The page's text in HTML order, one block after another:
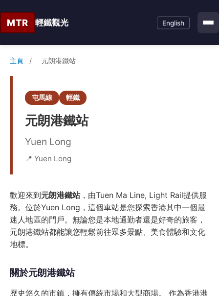
MTR 輕鐵觀光 English
主頁 / 元朗港鐵站
屯馬線 輕鐵
元朗港鐵站
Yuen Long
📍 Yuen Long
歡迎來到元朗港鐵站，由Tuen Ma Line, Light Rail提供服
務。位於Yuen Long，這個車站是您探索香港其中一個最
迷人地區的門戶。無論您是本地通勤者還是好奇的旅客，
元朗港鐵站都能讓您輕鬆前往眾多景點、美食體驗和文化
地標。
關於元朗港鐵站
歷史悠久的市鎮，擁有傳統市場和大型商場。 作為香港港